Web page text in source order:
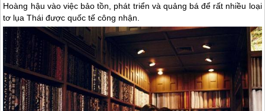
Hoàng hậu vào việc bảo tồn, phát triển và quảng bá để rất nhiều loại
tơ lụa Thái được quốc tế công nhận.